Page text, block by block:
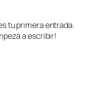
tu primera entrada.
a escribir!